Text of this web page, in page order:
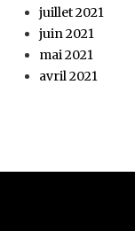
juillet 2021
juin 2021
mai 2021
avril 2021